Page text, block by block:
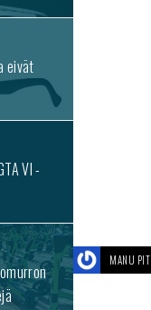
eivät
VI -
MANU